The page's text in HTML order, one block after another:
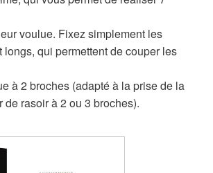
voulue. Fixez simplement les
qui permettent de couper les
à 2 broches (adapté à la prise de la
de rasoir à 2 ou 3 broches).